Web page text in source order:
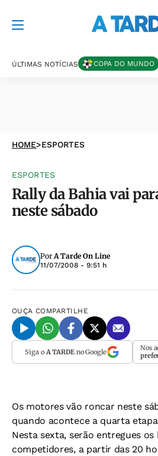
ÚLTIMAS NOTÍCIAS COPA DO MUNDO
HOME>ESPORTES
ESPORTES
Rally da Bahia vai
neste sábado
PorA Tarde On Line
11/07/2008 - 9:51 h
OUÇA COMPARTILHE
Siga o A TARDEno Google Nos
Os motores vão roncar neste
quando acontece a quarta
Nesta sexta, serão entregues os
competidores, a partir das 20